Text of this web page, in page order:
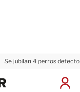
Se jubilan 4 perros
I
x